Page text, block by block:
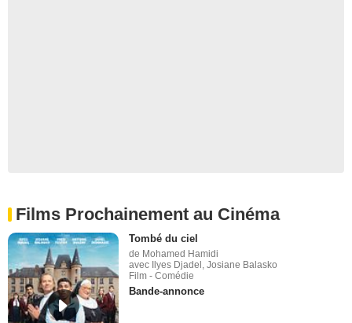
Films Prochainement au Cinéma
Tombé du ciel
de Mohamed Hamidi
avec Ilyes Djadel, Josiane Balasko
Film - Comédie
Bande-annonce